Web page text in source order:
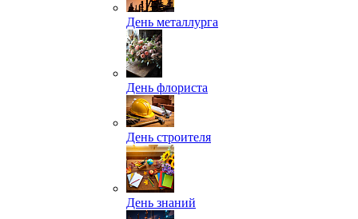
День металлурга
День флориста
День строителя
День знаний